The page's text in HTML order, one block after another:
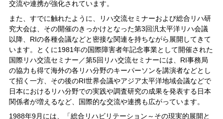
交流や連携が強化されています。
また、すでに触れたように、リハ交流セミナーおよび総合リハ研
究大会は、その開催のきっかけとなった第3回汎太平洋リハ会議
以降、RIの各種会議などと密接な関連を持ちながら展開してきて
います。とくに1981年の国際障害者年記念事業として開催された
国際リハ交流セミナー／第5回リハ交流セミナーには、RI事務局
の協力も得て海外の各リハ分野のキーパーソンを講演者などとし
て招く一方、その後のRI世界会議やアジア太平洋地域会議などで
日本におけるリハ分野での実践や調査研究の成果を発表する日本
関係者が増えるなど、国際的な交流や連携も広がっています。
1988年9月には、「総合リハビリテーション～その現実的展開と